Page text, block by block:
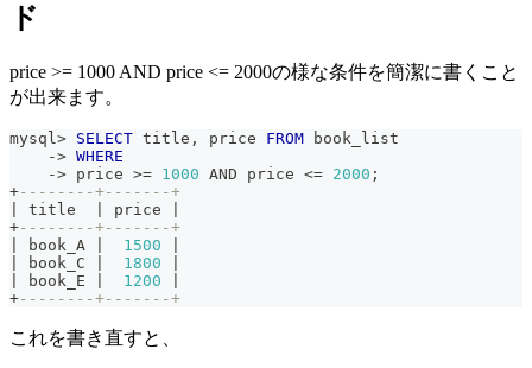
ド
price >= 1000 AND price <= 2000の様な条件を簡潔に書くこと
が出来ます。
mysql > SELECT title , price FROM book_list
-> WHERE
-> price >= 1000 AND price <= 2000 ;
+--------+-------+
title price
+--------+-------+
book_A 1500
book_C 1800
book_E 1200
+--------+-------+
これを書き直すと、